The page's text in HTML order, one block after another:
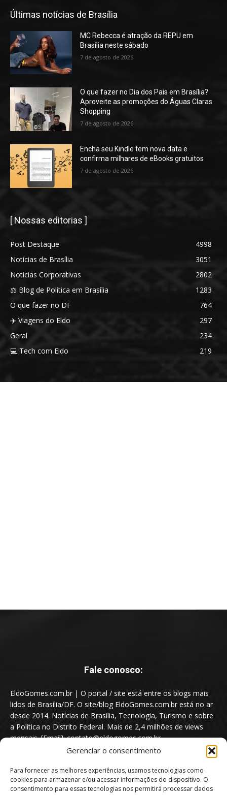
Gerenciar o consentimento
Para fornecer as melhores experiências, usamos tecnologias como
cookies para armazenar e/ou acessar informações do dispositivo. O
consentimento para essas tecnologias nos permitirá processar dados
Últimas notícias de Brasília
MC Rebecca é atração da REPU em
Brasília neste sábado
7 de agosto de 2026
O que fazer no Dia dos Pais em Brasília?
Aproveite as promoções do Águas Claras
Shopping
7 de agosto de 2026
Encha seu Kindle tem nova data e
confirma milhares de eBooks gratuitos
7 de agosto de 2026
[ Nossas editorias ]
Post Destaque
4998
Notícias de Brasília
3051
Notícias Corporativas
2802
⚖️ Blog de Política em Brasília
1283
O que fazer no DF
764
✈️ Viagens do Eldo
297
Geral
234
💻 Tech com Eldo
219
Fale conosco:
EldoGomes.com.br | O portal / site está entre os blogs mais
lidos de Brasília/DF. O site/blog EldoGomes.com.br está no ar
desde 2014. Notícias de Brasília, Tecnologia, Turismo e sobre
a Política no Distrito Federal. Mais de 2,4 milhões de views
mensais. [Email]: contato@eldogomes.com.br